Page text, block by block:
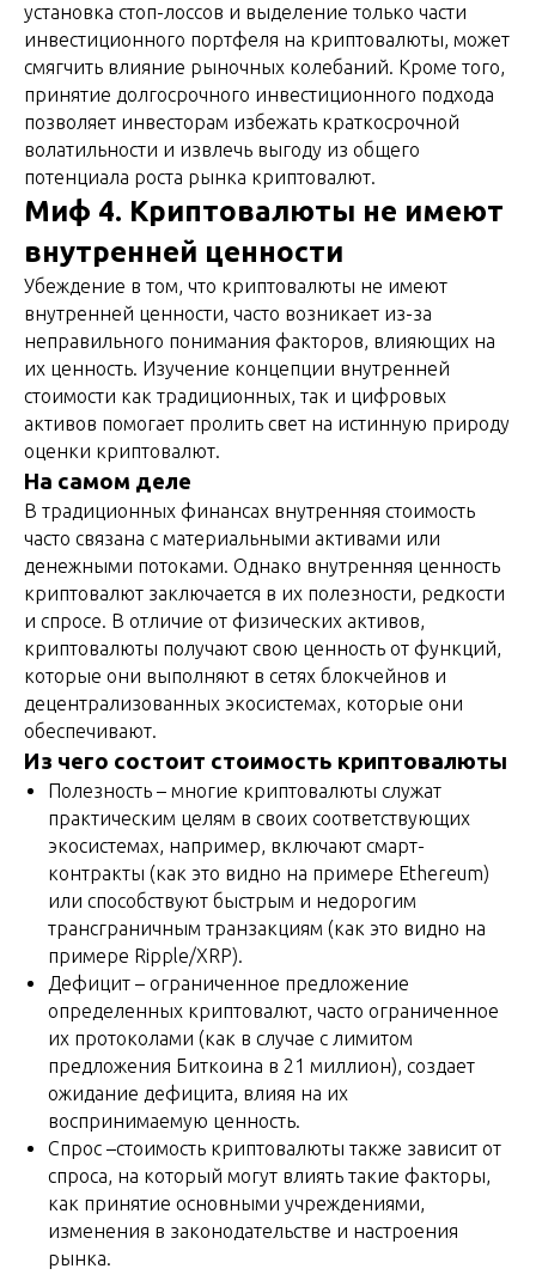
установка стоп-лоссов и выделение только части
инвестиционного портфеля на криптовалюты, может
смягчить влияние рыночных колебаний. Кроме того,
принятие долгосрочного инвестиционного подхода
позволяет инвесторам избежать краткосрочной
волатильности и извлечь выгоду из общего
потенциала роста рынка криптовалют.
Миф 4. Криптовалюты не имеют
внутренней ценности
Убеждение в том, что криптовалюты не имеют
внутренней ценности, часто возникает из-за
неправильного понимания факторов, влияющих на
их ценность. Изучение концепции внутренней
стоимости как традиционных, так и цифровых
активов помогает пролить свет на истинную природу
оценки криптовалют.
На самом деле
В традиционных финансах внутренняя стоимость
часто связана с материальными активами или
денежными потоками. Однако внутренняя ценность
криптовалют заключается в их полезности, редкости
и спросе. В отличие от физических активов,
криптовалюты получают свою ценность от функций,
которые они выполняют в сетях блокчейнов и
децентрализованных экосистемах, которые они
обеспечивают.
Из чего состоит стоимость криптовалюты
Полезность – многие криптовалюты служат
практическим целям в своих соответствующих
экосистемах, например, включают смарт-
контракты (как это видно на примере Ethereum)
или способствуют быстрым и недорогим
трансграничным транзакциям (как это видно на
примере Ripple/XRP).
Дефицит – ограниченное предложение
определенных криптовалют, часто ограниченное
их протоколами (как в случае с лимитом
предложения Биткоина в 21 миллион), создает
ожидание дефицита, влияя на их
воспринимаемую ценность.
Спрос –стоимость криптовалюты также зависит от
спроса, на который могут влиять такие факторы,
как принятие основными учреждениями,
изменения в законодательстве и настроения
рынка.